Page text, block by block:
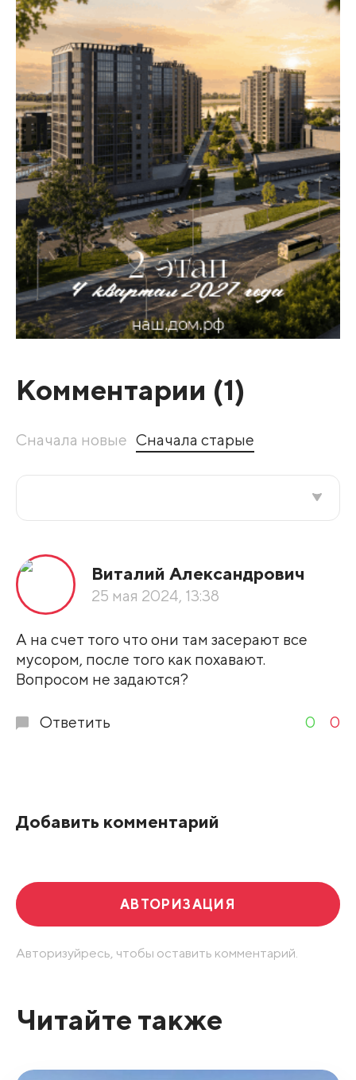
Комментарии (1)
Сначала новые Сначала старые
По рейтингу
Виталий Александрович
25 мая 2024, 13:38
А на счет того что они там засерают все
мусором, после того как похавают.
Вопросом не задаются?
Ответить 0 0
Добавить комментарий
АВТОРИЗАЦИЯ
Авторизуйресь, чтобы оставить комментарий.
Читайте также